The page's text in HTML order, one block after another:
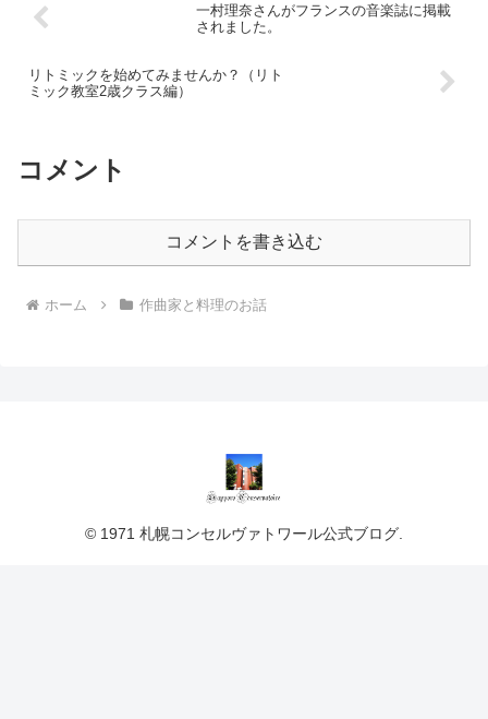
一村理奈さんがフランスの音楽誌に掲載
されました。
リトミックを始めてみませんか？（リト
ミック教室2歳クラス編）
コメント
コメントを書き込む
ホーム 作曲家と料理のお話
© 1971 札幌コンセルヴァトワール公式ブログ.